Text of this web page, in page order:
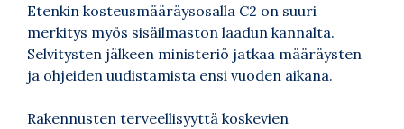
Etenkin kosteusmääräysosalla C2 on suuri
merkitys myös sisäilmaston laadun kannalta.
Selvitysten jälkeen ministeriö jatkaa määräysten
ja ohjeiden uudistamista ensi vuoden aikana.
Rakennusten terveellisyyttä koskevien